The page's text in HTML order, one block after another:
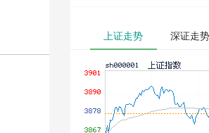
上证走势 深证走势